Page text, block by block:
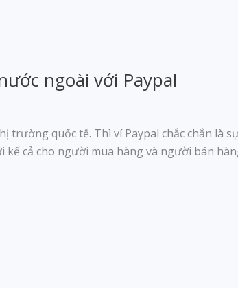
ngoài với Paypal
trường quốc tế. Thì ví Paypal chắc chắn là
kể cả cho người mua hàng và người bán